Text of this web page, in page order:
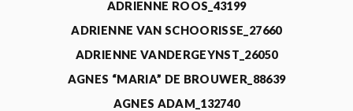
ADRIENNE ROOS_43199
ADRIENNE VAN SCHOORISSE_27660
ADRIENNE VANDERGEYNST_26050
AGNES “MARIA” DE BROUWER_88639
AGNES ADAM_132740